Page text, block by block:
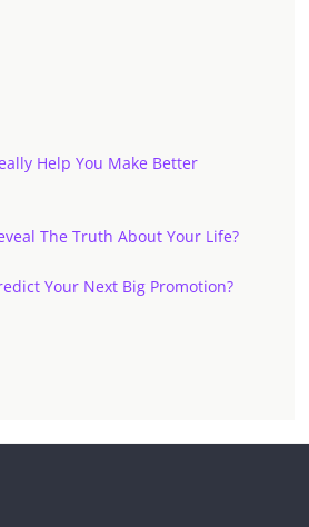
Help You Make Better
The Truth About Your Life?
Your Next Big Promotion?